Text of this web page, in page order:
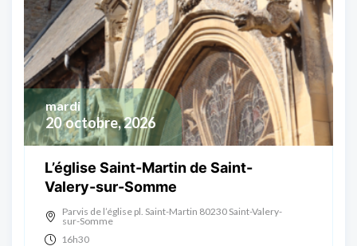
20 octobre, 2026
mardi
L’église Saint-Martin de Saint-
Valery-sur-Somme
Parvis de l’église pl. Saint-Martin 80230 Saint-Valery-
sur-Somme
16h30